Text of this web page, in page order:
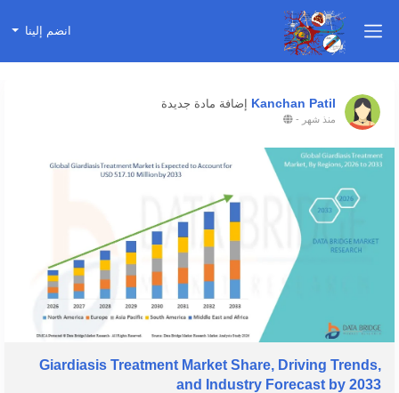
انضم إلينا
Kanchan Patil إضافة مادة جديدة
منذ شهر -
Giardiasis Treatment Market Share, Driving Trends,
and Industry Forecast by 2033